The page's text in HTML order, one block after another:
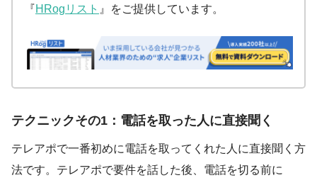
『HRogリスト 』をご提供しています。
テクニックその1：電話を取った人に直接聞く
テレアポで一番初めに電話を取ってくれた人に直接聞く方
法です。テレアポで要件を話した後、電話を切る前に